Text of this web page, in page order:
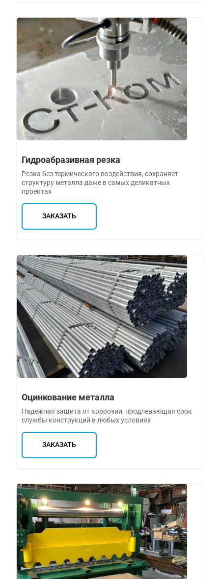
Гидроабразивная резка
Резка без термического воздействия, сохраняет
структуру металла даже в самых деликатных
проектах
ЗАКАЗАТЬ
Оцинкование металла
Надежная защита от коррозии, продлевающая срок
службы конструкций в любых условиях
ЗАКАЗАТЬ